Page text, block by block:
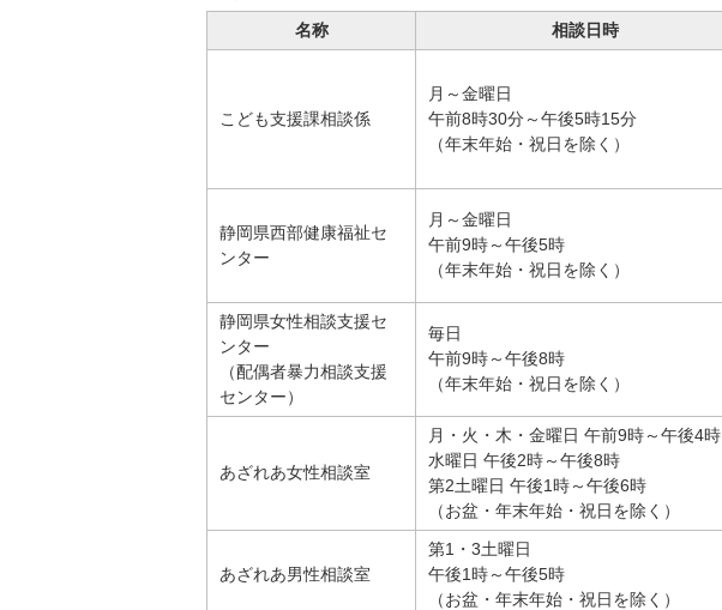
名称
相談日時
こども支援課相談係
月～金曜日
午前8時30分～午後5時15分
（年末年始・祝日を除く）
静岡県西部健康福祉セ
ンター
月～金曜日
午前9時～午後5時
（年末年始・祝日を除く）
静岡県女性相談支援セ
ンター
（配偶者暴力相談支援
センター）
毎日
午前9時～午後8時
（年末年始・祝日を除く）
あざれあ女性相談室
月・火・木・金曜日 午前9時～午後4時
水曜日 午後2時～午後8時
第2土曜日 午後1時～午後6時
（お盆・年末年始・祝日を除く）
あざれあ男性相談室
第1・3土曜日
午後1時～午後5時
（お盆・年末年始・祝日を除く）